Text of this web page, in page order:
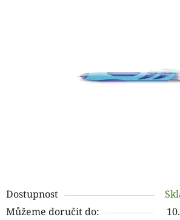
Dostupnost
Můžeme doručit do: